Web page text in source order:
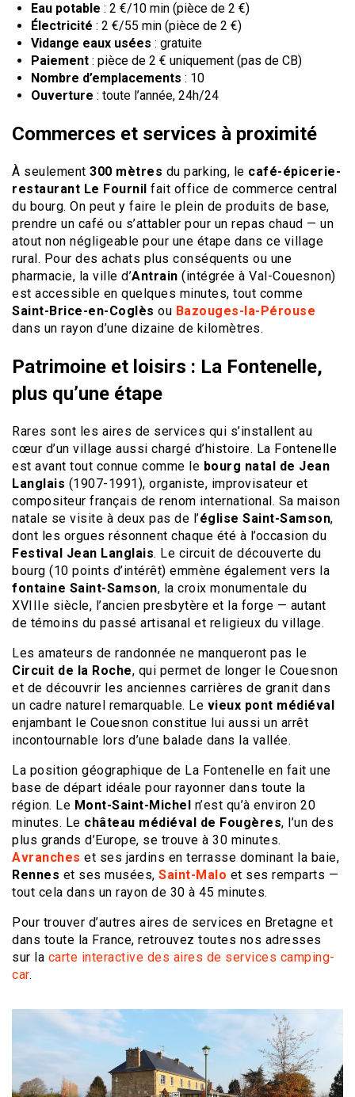
Eau potable : 2 €/10 min (pièce de 2 €)
Électricité : 2 €/55 min (pièce de 2 €)
Vidange eaux usées : gratuite
Paiement : pièce de 2 € uniquement (pas de CB)
Nombre d’emplacements : 10
Ouverture : toute l’année, 24h/24
Commerces et services à proximité
À seulement 300 mètres du parking, le café-épicerie-
restaurant Le Fournil fait office de commerce central
du bourg. On peut y faire le plein de produits de base,
prendre un café ou s’attabler pour un repas chaud — un
atout non négligeable pour une étape dans ce village
rural. Pour des achats plus conséquents ou une
pharmacie, la ville d’Antrain (intégrée à Val-Couesnon)
est accessible en quelques minutes, tout comme
Saint-Brice-en-Coglès ou Bazouges-la-Pérouse
dans un rayon d’une dizaine de kilomètres.
Patrimoine et loisirs : La Fontenelle,
plus qu’une étape
Rares sont les aires de services qui s’installent au
cœur d’un village aussi chargé d’histoire. La Fontenelle
est avant tout connue comme le bourg natal de Jean
Langlais (1907-1991), organiste, improvisateur et
compositeur français de renom international. Sa maison
natale se visite à deux pas de l’église Saint-Samson,
dont les orgues résonnent chaque été à l’occasion du
Festival Jean Langlais. Le circuit de découverte du
bourg (10 points d’intérêt) emmène également vers la
fontaine Saint-Samson, la croix monumentale du
XVIIIe siècle, l’ancien presbytère et la forge — autant
de témoins du passé artisanal et religieux du village.
Les amateurs de randonnée ne manqueront pas le
Circuit de la Roche, qui permet de longer le Couesnon
et de découvrir les anciennes carrières de granit dans
un cadre naturel remarquable. Le vieux pont médiéval
enjambant le Couesnon constitue lui aussi un arrêt
incontournable lors d’une balade dans la vallée.
La position géographique de La Fontenelle en fait une
base de départ idéale pour rayonner dans toute la
région. Le Mont-Saint-Michel n’est qu’à environ 20
minutes. Le château médiéval de Fougères, l’un des
plus grands d’Europe, se trouve à 30 minutes.
Avranches et ses jardins en terrasse dominant la baie,
Rennes et ses musées, Saint-Malo et ses remparts —
tout cela dans un rayon de 30 à 45 minutes.
Pour trouver d’autres aires de services en Bretagne et
dans toute la France, retrouvez toutes nos adresses
sur la carte interactive des aires de services camping-
car.